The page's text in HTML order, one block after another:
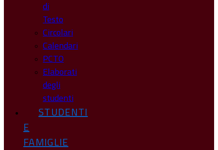
di
Testo
Circolari
Calendari
PCTO
Elaborati
degli
studenti
STUDENTI
E
FAMIGLIE